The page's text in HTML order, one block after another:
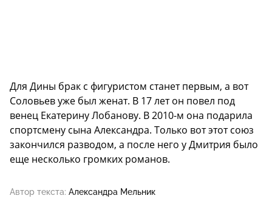
Для Дины брак с фигуристом станет первым, а вот
Соловьев уже был женат. В 17 лет он повел под
венец Екатерину Лобанову. В 2010-м она подарила
спортсмену сына Александра. Только вот этот союз
закончился разводом, а после него у Дмитрия было
еще несколько громких романов.
Автор текста: Александра Мельник